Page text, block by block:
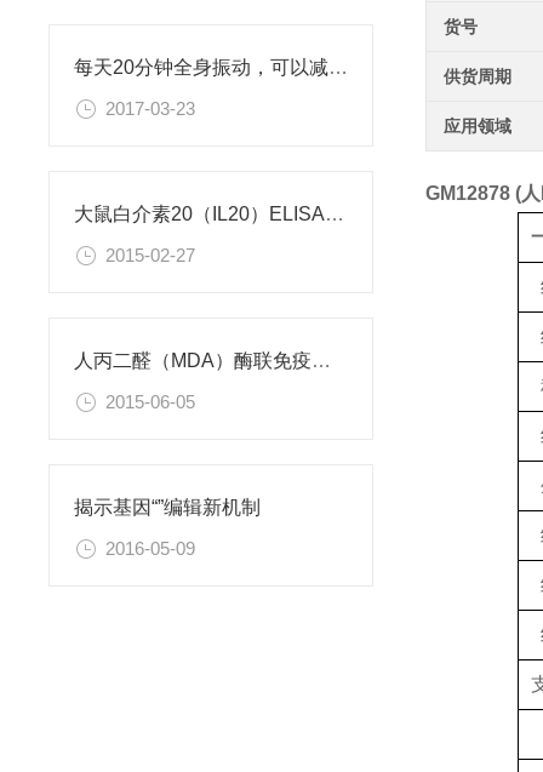
每天20分钟全身振动，可以减肥、对抗糖尿病
2017-03-23
大鼠白介素20（IL20）ELISA试剂盒
2015-02-27
人丙二醛（MDA）酶联免疫分析试剂盒使用说明书
2015-06-05
揭示基因“”编辑新机制
2016-05-09
货号
供货周期
应用领域
GM12878 (